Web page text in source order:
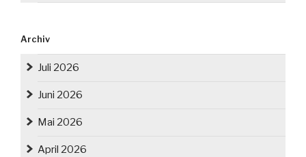
Archiv
Juli 2026
Juni 2026
Mai 2026
April 2026